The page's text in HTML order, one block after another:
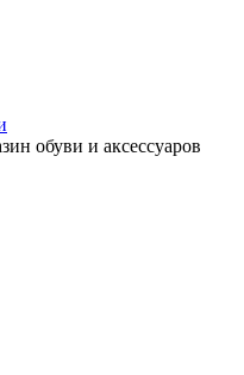
обуви и аксессуаров